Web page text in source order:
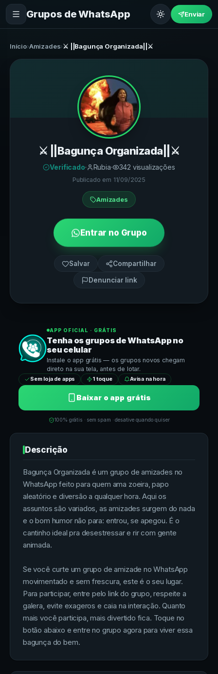
Grupos de WhatsApp Enviar
Início›Amizades›⚔️ ||Bagunça Organizada||⚔️
⚔️ ||Bagunça Organizada||⚔️
Verificado· Rubia· 342 visualizações
Publicado em 11/09/2025
Amizades
Entrar no Grupo
Salvar Compartilhar
Denunciar link
APP OFICIAL · GRÁTIS
Tenha os grupos deWhatsAppno
seu celular
Instale o app grátis — os grupos novos chegam
direto na sua tela, antes de lotar.
Sem loja de apps 1 toque Avisa na hora
Baixar o app grátis
100% grátis · sem spam · desative quando quiser
Descrição
Bagunça Organizada é um grupo de amizades no
WhatsApp feito para quem ama zoeira, papo
aleatório e diversão a qualquer hora. Aqui os
assuntos são variados, as amizades surgem do nada
e o bom humor não para: entrou, se apegou. É o
cantinho ideal pra desestressar e rir com gente
animada.
Se você curte um grupo de amizade no WhatsApp
movimentado e sem frescura, este é o seu lugar.
Para participar, entre pelo link do grupo, respeite a
galera, evite exageros e caia na interação. Quanto
mais você participa, mais divertido fica. Toque no
botão abaixo e entre no grupo agora para viver essa
bagunça do bem.